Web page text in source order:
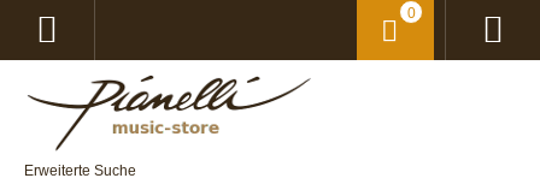
Erweiterte Suche
0